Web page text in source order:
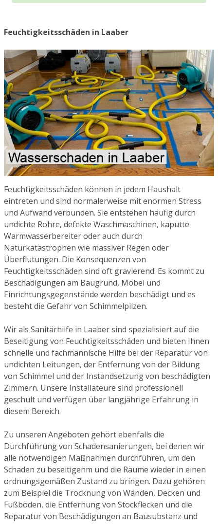
Feuchtigkeitsschäden in Laaber
Feuchtigkeitsschäden können in jedem Haushalt
eintreten und sind normalerweise mit enormen Stress
und Aufwand verbunden. Sie entstehen häufig durch
undichte Rohre, defekte Waschmaschinen, kaputte
Warmwasserbereiter oder auch durch
Naturkatastrophen wie massiver Regen oder
Überflutungen. Die Konsequenzen von
Feuchtigkeitsschäden sind oft gravierend: Es kommt zu
Beschädigungen am Baugrund, Möbel und
Einrichtungsgegenstände werden beschädigt und es
besteht die Gefahr von Schimmelpilzen.
Wir als Sanitärhilfe in Laaber sind spezialisiert auf die
Beseitigung von Feuchtigkeitsschäden und bieten Ihnen
schnelle und fachmännische Hilfe bei der Reparatur von
undichten Leitungen, der Entfernung von der Bildung
von Schimmel und der Instandsetzung von beschädigten
Zimmern. Unsere Installateure sind professionell
geschult und verfügen über langjährige Erfahrung in
diesem Bereich.
Zu unseren Angeboten gehört ebenfalls die
Durchführung von Schadensanierungen, bei denen wir
alle notwendigen Maßnahmen durchführen, um den
Schaden zu beseitigenm und die Räume wieder in einen
ordnungsgemäßen Zustand zu bringen. Dazu gehören
zum Beispiel die Trocknung von Wänden, Decken und
Fußböden, die Entfernung von Stockflecken und die
Reparatur von Beschädigungen an Bausubstanz und